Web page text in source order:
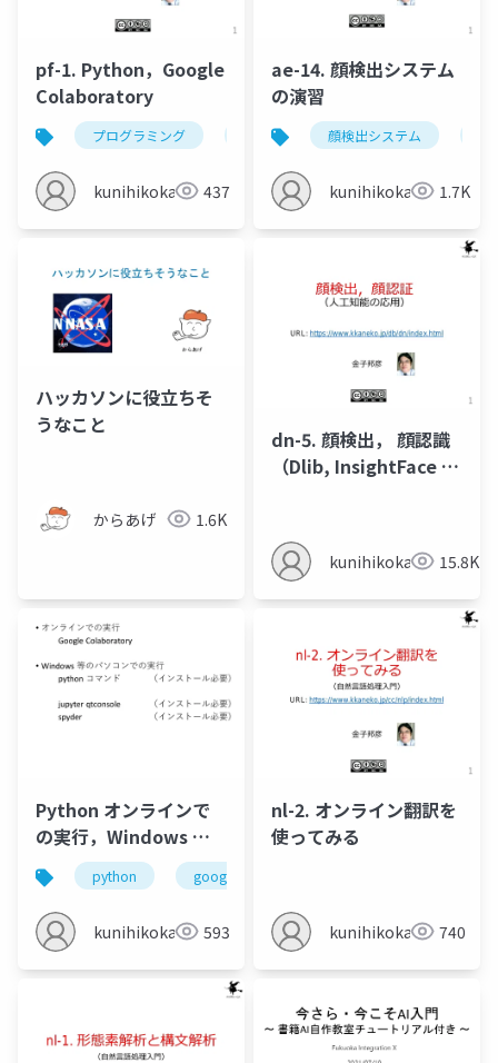
pf-1. Python，Google
Colaboratory
プログラミング ソースコード python
kunihikokaneko437
ae-14. 顔検出システム
の演習
顔検出システム
kunihikokaneko1.7K
ハッカソンに役立ちそ
うなこと
からあげ 1.6K
dn-5. 顔検出， 顔認識
（Dlib, InsightFace を
kunihikokaneko15.8K
Python オンラインで
の実行，Windows パ
ソコン等での実行
python google colaboratory
kunihikokaneko593
nl-2. オンライン翻訳を
使ってみる
kunihikokaneko740